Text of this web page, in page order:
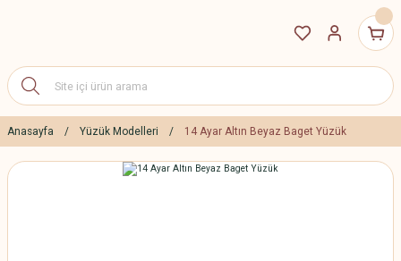
Anasayfa Yüzük Modelleri 14 Ayar Altın Beyaz Baget Yüzük